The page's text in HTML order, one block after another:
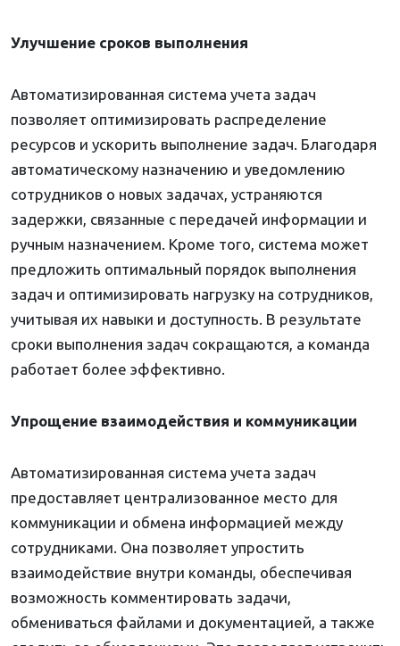
Улучшение сроков выполнения
Автоматизированная система учета задач
позволяет оптимизировать распределение
ресурсов и ускорить выполнение задач. Благодаря
автоматическому назначению и уведомлению
сотрудников о новых задачах, устраняются
задержки, связанные с передачей информации и
ручным назначением. Кроме того, система может
предложить оптимальный порядок выполнения
задач и оптимизировать нагрузку на сотрудников,
учитывая их навыки и доступность. В результате
сроки выполнения задач сокращаются, а команда
работает более эффективно.
Упрощение взаимодействия и коммуникации
Автоматизированная система учета задач
предоставляет централизованное место для
коммуникации и обмена информацией между
сотрудниками. Она позволяет упростить
взаимодействие внутри команды, обеспечивая
возможность комментировать задачи,
обмениваться файлами и документацией, а также